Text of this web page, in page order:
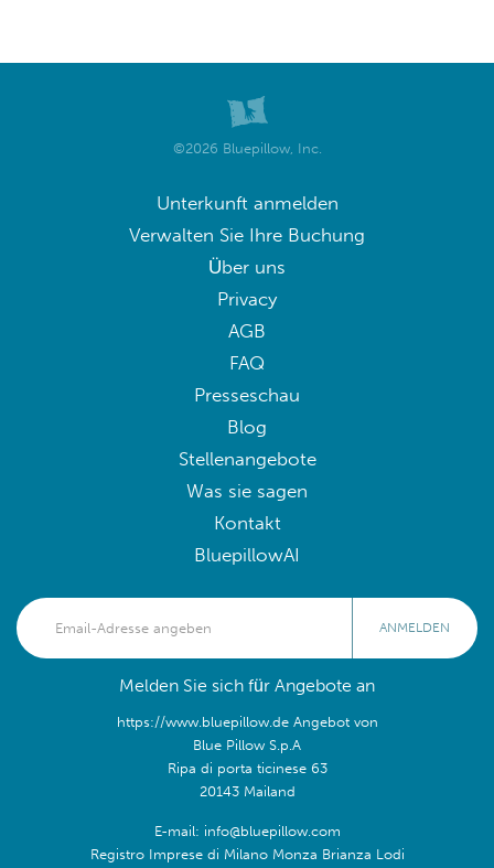
©2026 Bluepillow, Inc.
Unterkunft anmelden
Verwalten Sie Ihre Buchung
Über uns
Privacy
AGB
FAQ
Presseschau
Blog
Stellenangebote
Was sie sagen
Kontakt
BluepillowAI
ANMELDEN
Melden Sie sich für Angebote an
https://www.bluepillow.de Angebot von
Blue Pillow S.p.A
Ripa di porta ticinese 63
20143 Mailand
E-mail: info@bluepillow.com
Registro Imprese di Milano Monza Brianza Lodi